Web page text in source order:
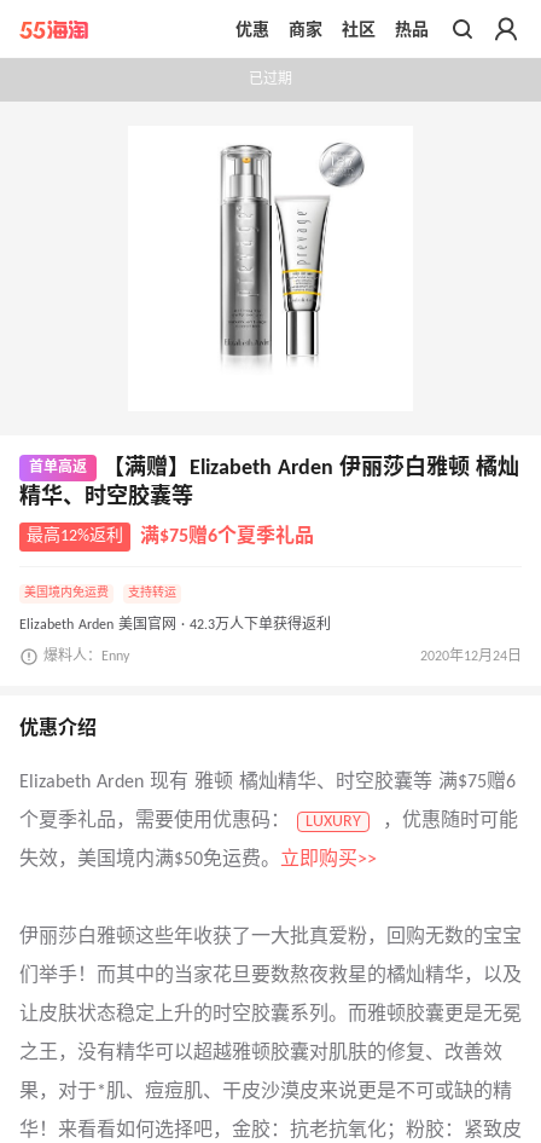
带你去官网买正品
优惠 商家 社区 热品
已过期
首单高返
【满赠】Elizabeth Arden 伊丽莎白雅顿 橘灿
精华、时空胶囊等
最高12%返利 满$75赠6个夏季礼品
美国境内免运费 支持转运
Elizabeth Arden 美国官网 · 42.3万人下单获得返利
爆料人：Enny 2020年12月24日
优惠介绍
Elizabeth Arden 现有 雅顿 橘灿精华、时空胶囊等 满$75赠6
个夏季礼品，需要使用优惠码：
LUXURY
，优惠随时可能
失效，美国境内满$50免运费。 立即购买>>
伊丽莎白雅顿这些年收获了一大批真爱粉，回购无数的宝宝
们举手！而其中的当家花旦要数熬夜救星的橘灿精华，以及
让皮肤状态稳定上升的时空胶囊系列。而雅顿胶囊更是无冕
之王，没有精华可以超越雅顿胶囊对肌肤的修复、改善效
果，对于*肌、痘痘肌、干皮沙漠皮来说更是不可或缺的精
华！来看看如何选择吧，金胶：抗老抗氧化；粉胶：紧致皮